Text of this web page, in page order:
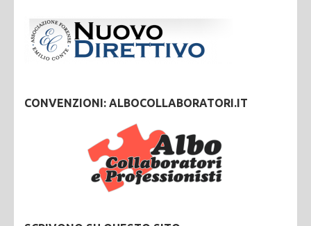
CONVENZIONI: ALBOCOLLABORATORI.IT